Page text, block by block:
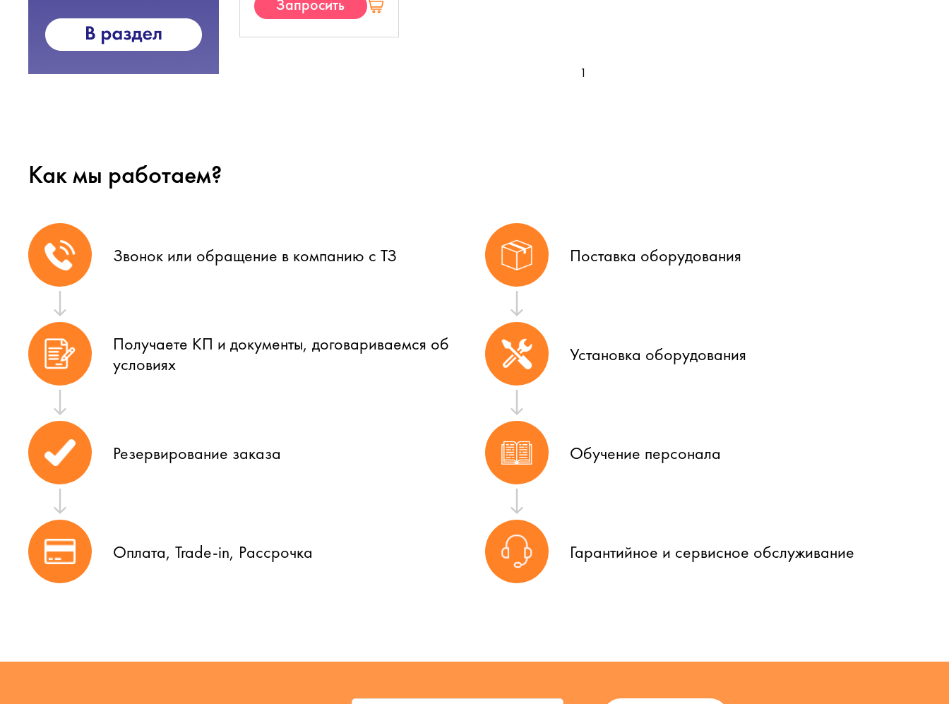
Запросить
1
Как мы работаем?
Звонок или обращение в компанию с ТЗ Поставка оборудования
Получаете КП и документы, договариваемся об
условиях
Установка оборудования
Резервирование заказа Обучение персонала
Оплата, Trade-in, Рассрочка Гарантийное и сервисное обслуживание